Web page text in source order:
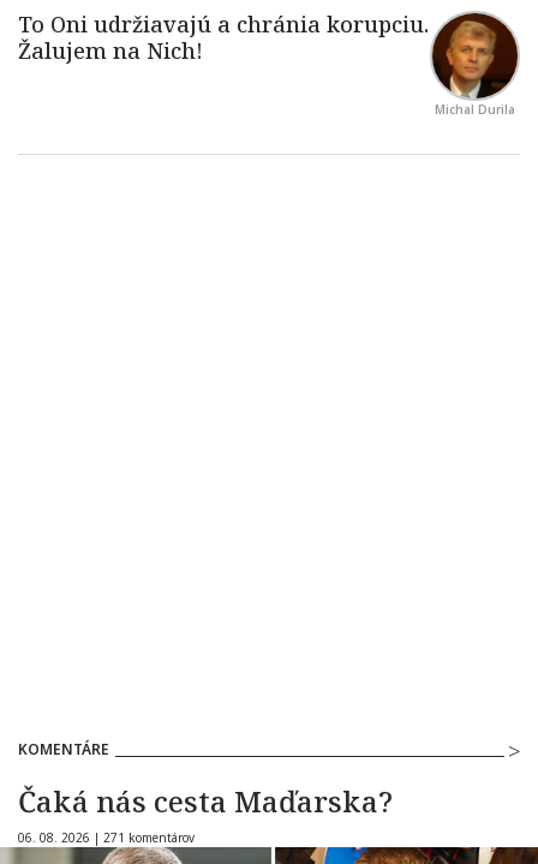
Michal Durila
KOMENTÁRE
Čaká nás cesta Maďarska?
06. 08. 2026 | 271 komentárov